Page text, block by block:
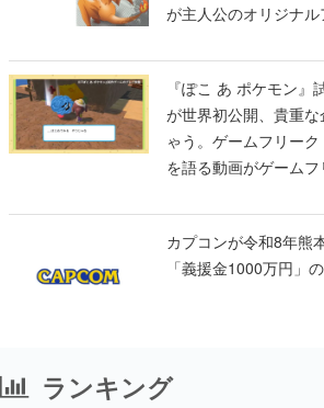
が主人公のオリジナル
『ぽこ あ ポケモン
が世界初公開、貴重
ゃう。ゲームフリー
を語る動画がゲーム
カプコンが令和8年熊
「義援金1000万円」
ランキング